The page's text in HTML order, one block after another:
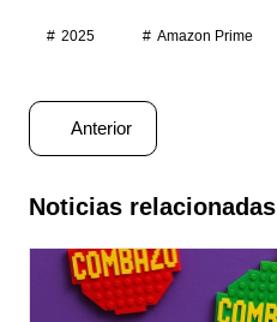
2025 Amazon Prime
Navegación
de
entradas
Anterior
Noticias relacionadas